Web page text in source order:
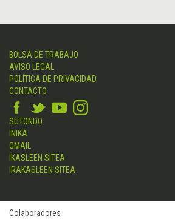
BOLSA DE TRABAJO
AVISO LEGAL
POLÍTICA DE PRIVACIDAD
CONTACTO
SUTONDO
INIKA
GMAIL
IKASLEEN SITEA
IRAKASLEEN SITEA
Colaboradores